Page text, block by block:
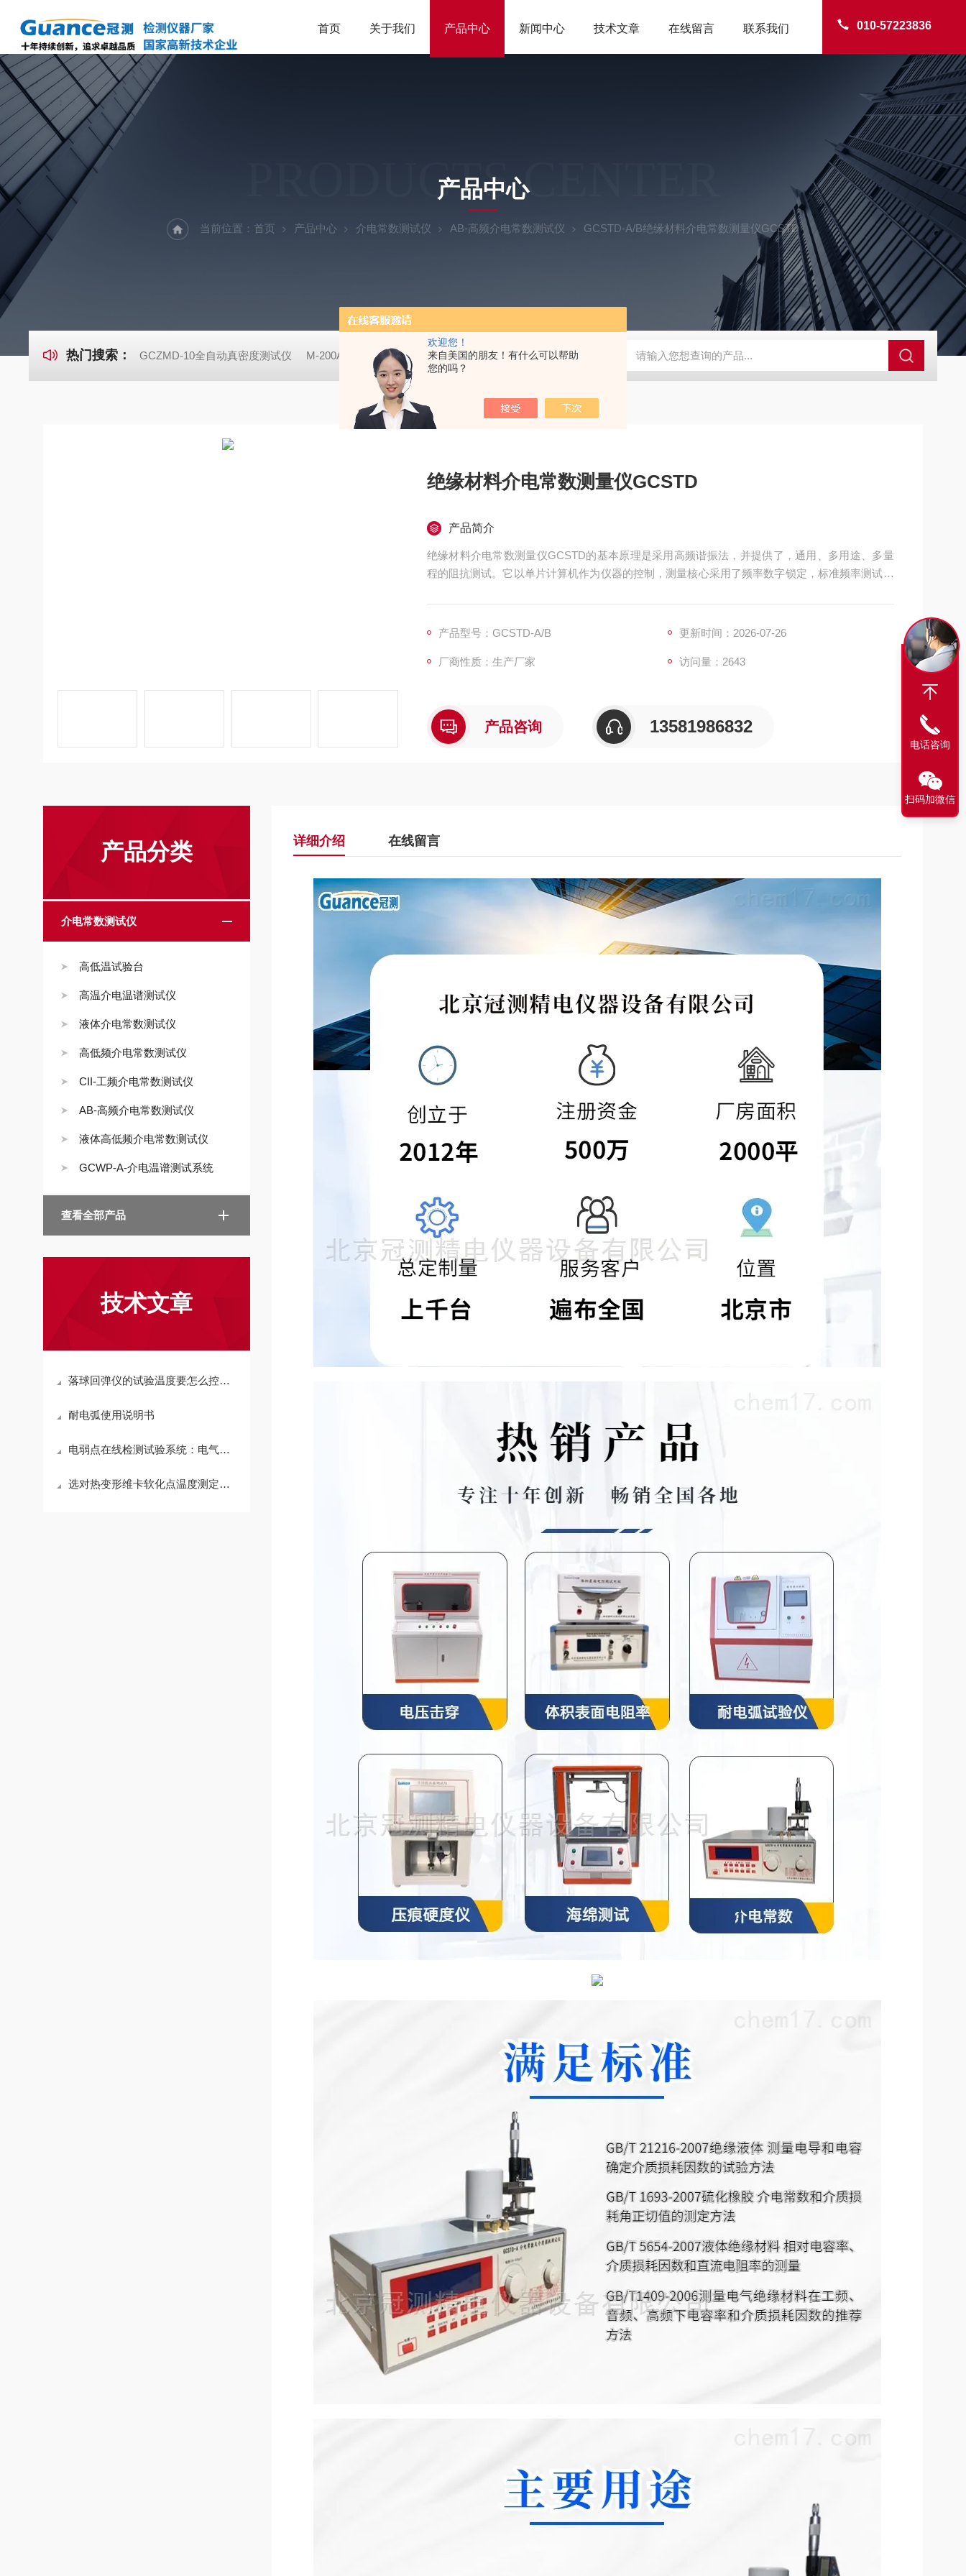
欢迎您！
来自美国的朋友！有什么可以帮助
您的吗？
010-57223836
首页 关于我们 产品中心 新闻中心 技术文章 在线留言 联系我们
PRODUCTS CENTER
产品中心
当前位置： 首页 产品中心 介电常数测试仪 AB-高频介电常数测试仪 GCSTD-A/B绝缘材料介电常数测量仪GCSTD
热门搜索： GCZMD-10全自动真密度测试仪 M-200A微动摩擦磨损实验机 GCDDJ-50Kv电压击穿试验仪-微机控制 GCDDJ-50Kv绝缘材料电压击穿强度试验机 GCDDJ-100Kv
绝缘材料介电常数测量仪GCSTD
产品简介
绝缘材料介电常数测量仪GCSTD的基本原理是采用高频谐振法，并提供了，通用、多用途、多量
程的阻抗测试。它以单片计算机作为仪器的控制，测量核心采用了频率数字锁定，标准频率测试点
测量值更为精。
产品型号：GCSTD-A/B 更新时间：2026-07-26
厂商性质：生产厂家 访问量：2643
产品咨询 13581986832
产品分类
介电常数测试仪
高低温试验台
高温介电温谱测试仪
液体介电常数测试仪
高低频介电常数测试仪
CII-工频介电常数测试仪
AB-高频介电常数测试仪
液体高低频介电常数测试仪
GCWP-A-介电温谱测试系统
查看全部产品
技术文章
落球回弹仪的试验温度要怎么控制？
耐电弧使用说明书
电弱点在线检测试验系统：电气设备安全的守护者
选对热变形维卡软化点温度测定仪 需要留意哪几个维度
详细介绍 在线留言
电话咨询
扫码加微信